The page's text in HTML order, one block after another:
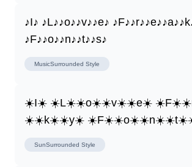
♪I♪ ♪L♪♪o♪♪v♪♪e♪
♪F♪♪o♪♪n♪♪t♪♪s♪
MusicSurrounded Style
☀️I☀️ ☀️L☀️☀️o☀️☀️v☀️☀️e☀️
☀️☀️k☀️☀️y☀️
SunSurrounded Style